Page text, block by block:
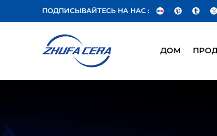
ПОДПИСЫВАЙТЕСЬ НА НАС :
ДОМ